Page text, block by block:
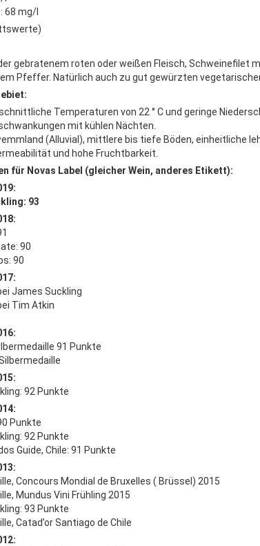
68 mg/l
gebratenem roten oder weißen Fleisch, Schweinefilet
Pfeffer. Natürlich auch zu gut gewürzten
Temperaturen von 22 ° C und geringe
mit kühlen Nächten.
(Alluvial), mittlere bis tiefe Böden, einheitliche
und hohe Fruchtbarkeit.
für Novas Label (gleicher Wein, anderes Etikett):
93
90
90
James Suckling
Tim Atkin
91 Punkte
92 Punkte
Punkte
92 Punkte
Guide, Chile: 91 Punkte
Concours Mondial de Bruxelles ( Brüssel) 2015
Mundus Vini Frühling 2015
93 Punkte
Catad’or Santiago de Chile